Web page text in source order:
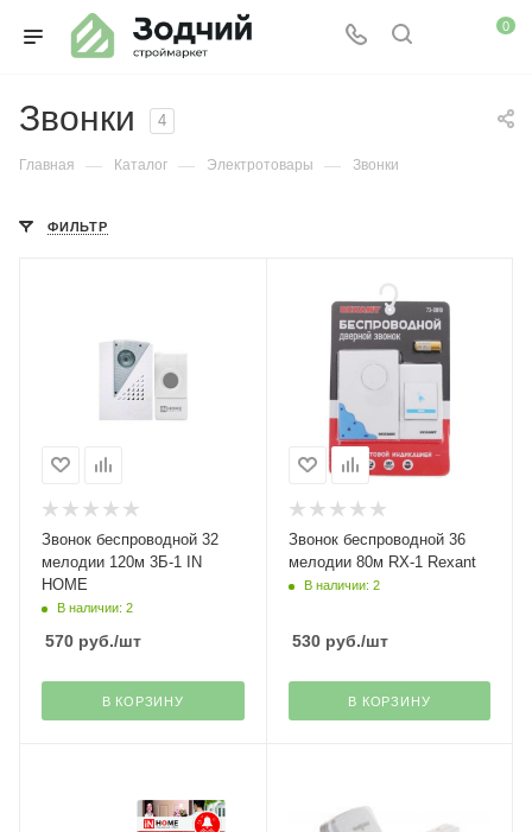
0
Звонки 4
Главная — Каталог — Электротовары — Звонки
ФИЛЬТР
Звонок беспроводной 32
мелодии 120м 3Б-1 IN
HOME
В наличии: 2
570 руб./шт
В КОРЗИНУ
Звонок беспроводной 36
мелодии 80м RX-1 Rexant
В наличии: 2
530руб./шт
В КОРЗИНУ